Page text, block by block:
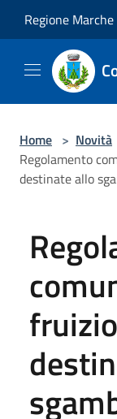
Regione Marche
Home > Novità
Regolamento
destinate allo